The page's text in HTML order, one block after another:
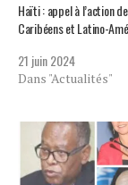
Haïti : appel à l’action
Caribéens et Latino-
21 juin 2024
Dans "Actualités"